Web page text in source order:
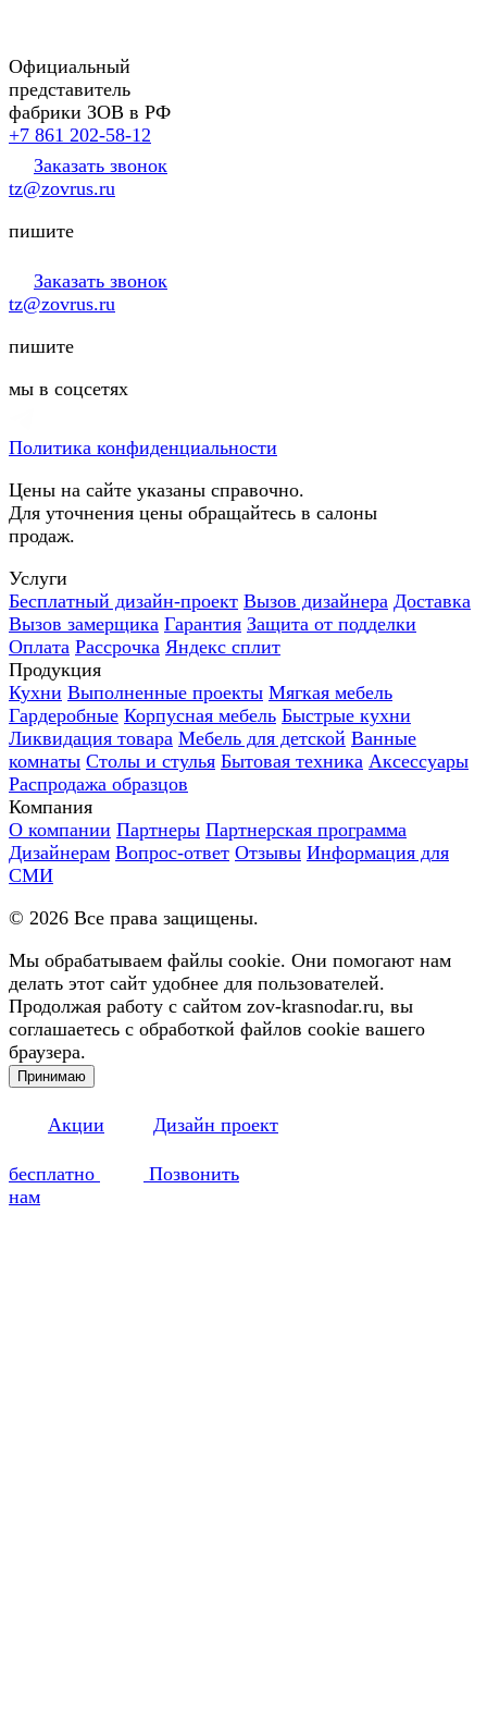
Официальный
представитель
фабрики ЗОВ в РФ
+7 861 202-58-12
Заказать звонок
tz@zovrus.ru
пишите
Заказать звонок
tz@zovrus.ru
пишите
мы в соцсетях
Политика конфиденциальности
Цены на сайте указаны справочно.
Для уточнения цены обращайтесь в салоны
продаж.
Услуги
Бесплатный дизайн-проект Вызов дизайнера Доставка
Вызов замерщика Гарантия Защита от подделки
Оплата Рассрочка Яндекс сплит
Продукция
Кухни Выполненные проекты Мягкая мебель
Гардеробные Корпусная мебель Быстрые кухни
Ликвидация товара Мебель для детской Ванные
комнаты Столы и стулья Бытовая техника Аксессуары
Распродажа образцов
Компания
О компании Партнеры Партнерская программа
Дизайнерам Вопрос-ответ Отзывы Информация для
СМИ
© 2026 Все права защищены.
Мы обрабатываем файлы cookie. Они помогают нам
делать этот сайт удобнее для пользователей.
Продолжая работу с сайтом zov-krasnodar.ru, вы
соглашаетесь с обработкой файлов cookie вашего
браузера.
Принимаю
Акции Дизайн проект
бесплатно
Позвонить
нам